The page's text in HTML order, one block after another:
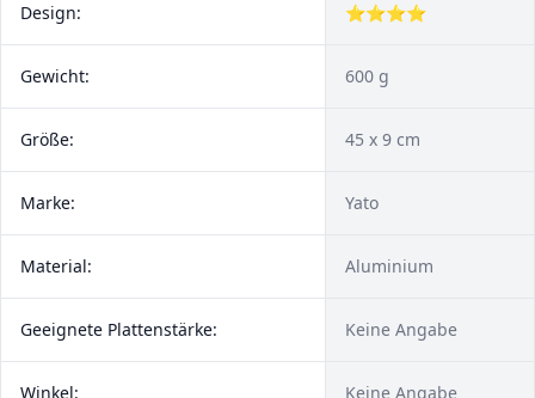
Design: ⭐⭐⭐⭐
Gewicht: 600 g
Größe: 45 x 9 cm
Marke: Yato
Material: Aluminium
Geeignete Plattenstärke: Keine Angabe
Winkel: Keine Angabe